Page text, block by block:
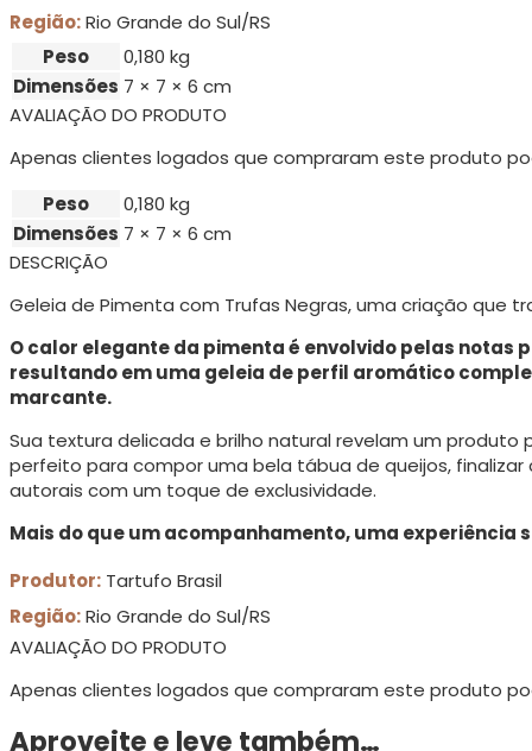
Região:Rio Grande do Sul/RS
Peso
0,180 kg
Dimensões 7 × 7 × 6 cm
AVALIAÇÃO DO PRODUTO
Apenas clientes logados que compraram este produto
Peso
0,180 kg
Dimensões 7 × 7 × 6 cm
DESCRIÇÃO
Geleia de Pimenta com Trufas Negras, uma criação que
O calor elegante da pimenta é envolvido pelas
resultando em uma geleia de perfil aromático
marcante.
Sua textura delicada e brilho natural revelam um
perfeito para compor uma bela tábua de queijos,
autorais com um toque de exclusividade.
Mais do que um acompanhamento, uma experiência
Produtor: Tartufo Brasil
Região:Rio Grande do Sul/RS
AVALIAÇÃO DO PRODUTO
Apenas clientes logados que compraram este produto
Aproveite e leve também…